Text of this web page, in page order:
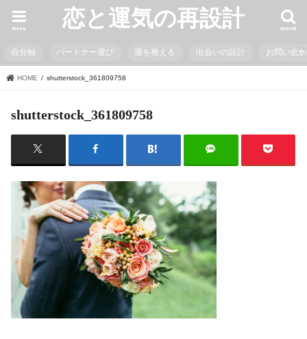
恋と運気の再設計 search
menu
自分軸 パートナー選び 運を整える 出会いの設計 お問い合
HOME shutterstock_361809758
shutterstock_361809758